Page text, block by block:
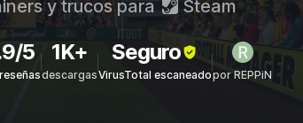
y trucos para Steam
5 1K+
descargas
Seguro
VirusTotal escaneadopor REPPiN